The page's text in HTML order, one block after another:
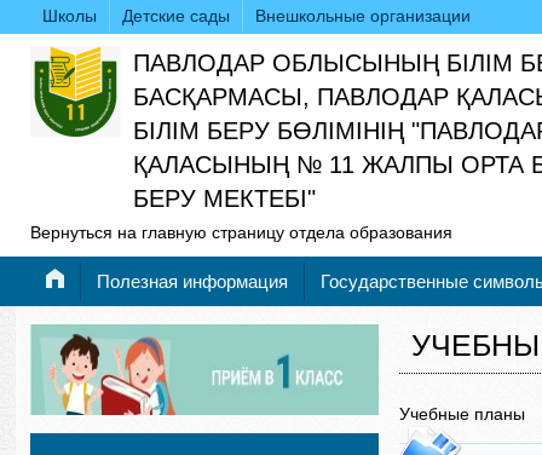
Школы Детские сады Внешкольные организации
ПАВЛОДАР ОБЛЫСЫНЫҢ БІЛІМ
БАСҚАРМАСЫ, ПАВЛОДАР
БІЛІМ БЕРУ БӨЛІМІНІҢ
ҚАЛАСЫНЫҢ № 11 ЖАЛПЫ ОРТА
БЕРУ МЕКТЕБІ"
Вернуться на главную страницу отдела образования
Полезная информация Государственные
Учебные планы